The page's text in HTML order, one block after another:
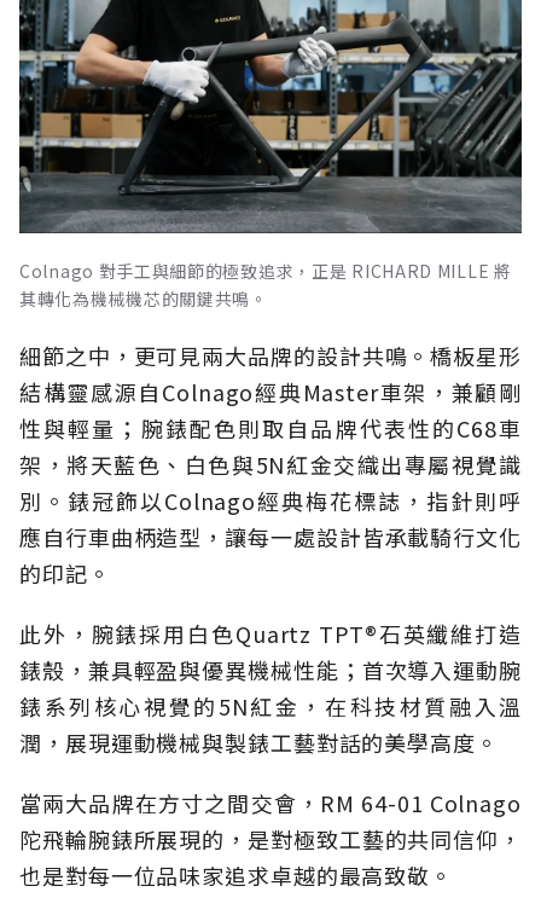
Colnago 對手工與細節的極致追求，正是 RICHARD MILLE 將
其轉化為機械機芯的關鍵共鳴。
細節之中，更可見兩大品牌的設計共鳴。橋板星形
結構靈感源自Colnago經典Master車架，兼顧剛
性與輕量；腕錶配色則取自品牌代表性的C68車
架，將天藍色、白色與5N紅金交織出專屬視覺識
別。錶冠飾以Colnago經典梅花標誌，指針則呼
應自行車曲柄造型，讓每一處設計皆承載騎行文化
的印記。
此外，腕錶採用白色Quartz TPT®石英纖維打造
錶殼，兼具輕盈與優異機械性能；首次導入運動腕
錶系列核心視覺的5N紅金，在科技材質融入溫
潤，展現運動機械與製錶工藝對話的美學高度。
當兩大品牌在方寸之間交會，RM 64-01 Colnago
陀飛輪腕錶所展現的，是對極致工藝的共同信仰，
也是對每一位品味家追求卓越的最高致敬。